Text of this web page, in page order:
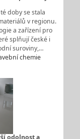
doby se stala
v regionu.
a zařízení pro
splňují české i
suroviny,…
chemie